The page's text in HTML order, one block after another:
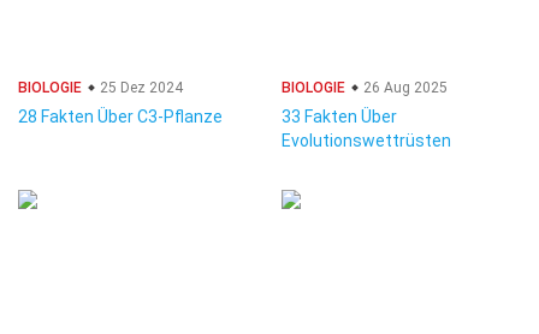
BIOLOGIE 25 Dez 2024
28 Fakten Über C3-Pflanze
BIOLOGIE 26 Aug 2025
33 Fakten Über
Evolutionswettrüsten